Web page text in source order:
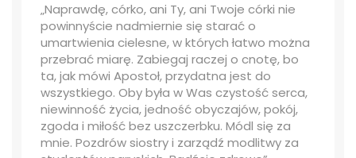
„Naprawdę, córko, ani Ty, ani Twoje córki nie
powinnyście nadmiernie się starać o
umartwienia cielesne, w których łatwo można
przebrać miarę. Zabiegaj raczej o cnotę, bo
ta, jak mówi Apostoł, przydatna jest do
wszystkiego. Oby była w Was czystość serca,
niewinność życia, jedność obyczajów, pokój,
zgoda i miłość bez uszczerbku. Módl się za
mnie. Pozdrów siostry i zarządź modlitwy za